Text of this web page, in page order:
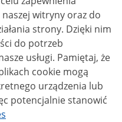
to stwierdzone inaczej.
witryny oraz do
Dzięki nim
do potrzeb
Pamiętaj, że
cookie mogą
urządzenia lub
potencjalnie stanowić